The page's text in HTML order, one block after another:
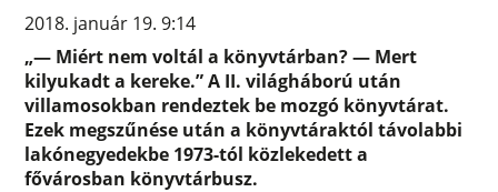
2018. január 19. 9:14
„— Miért nem voltál a könyvtárban? — Mert
kilyukadt a kereke.” A II. világháború után
villamosokban rendeztek be mozgó könyvtárat.
Ezek megszűnése után a könyvtáraktól távolabbi
lakónegyedekbe 1973-tól közlekedett a
fővárosban könyvtárbusz.